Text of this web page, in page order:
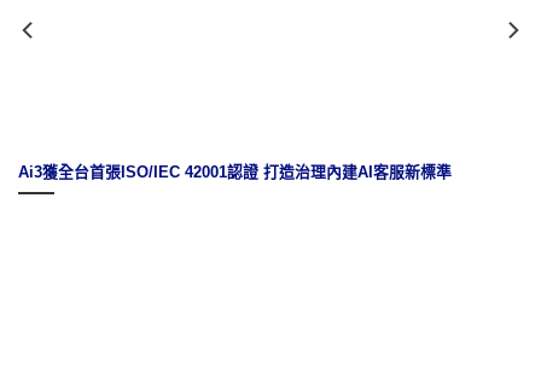
從《造山者》到資訊服務的領航者：Ai3 的人工智能願景